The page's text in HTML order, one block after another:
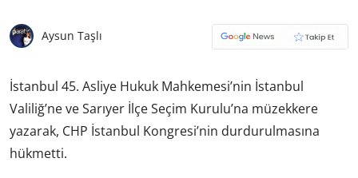
Aysun Taşlı
İstanbul 45. Asliye Hukuk Mahkemesi’nin İstanbul
Valiliğ’ne ve Sarıyer İlçe Seçim Kurulu’na müzekkere
yazarak, CHP İstanbul Kongresi’nin durdurulmasına
hükmetti.